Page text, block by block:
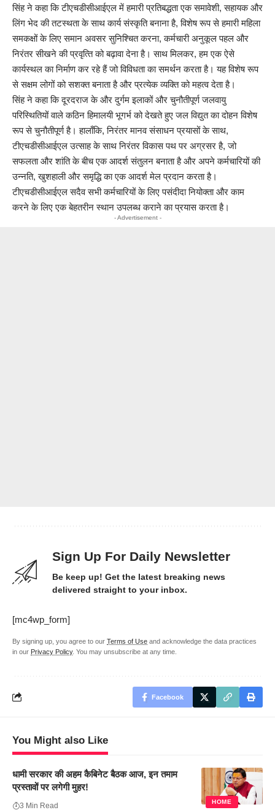
सिंह ने कहा कि टीएचडीसीआईएल में हमारी प्रतिबद्धता एक समावेशी, सहायक और
लिंग भेद की तटस्‍थता के साथ कार्य संस्कृति बनाना है, विशेष रूप से हमारी महिला
समकक्षों के लिए समान अवसर सुनिश्चित करना, कर्मचारी अनुकूल पहल और
निरंतर सीखने की प्रवृत्‍ति को बढ़ावा देना है। साथ मिलकर, हम एक ऐसे
कार्यस्थल का निर्माण कर रहे हैं जो विविधता का समर्थन करता है। यह विशेष रूप
से सक्षम लोगों को सशक्त बनाता है और प्रत्येक व्यक्ति को महत्व देता है।
सिंह ने कहा कि दूरदराज के और दुर्गम इलाकों और चुनौतीपूर्ण जलवायु
परिस्थितियों वाले कठिन हिमालयी भूगर्भ को देखते हुए जल विद्युत का दोहन विशेष
रूप से चुनौतीपूर्ण है। हालाँकि, निरंतर मानव संसाधन प्रयासों के साथ,
टीएचडीसीआईएल उत्‍साह के साथ निरंतर विकास पथ पर अग्रसर है, जो
सफलता और शांति के बीच एक आदर्श संतुलन बनाता है और अपने कर्मचारियों की
उन्‍नति, खुशहाली और समृद्धि का एक आदर्श मेल प्रदान करता है।
टीएचडीसीआईएल सदैव सभी कर्मचारियों के लिए पसंदीदा नियोक्ता और काम
करने के लिए एक बेहतरीन स्थान उपलब्‍ध कराने का प्रयास करता है।
- Advertisement -
Sign Up For Daily Newsletter
Be keep up! Get the latest breaking news
delivered straight to your inbox.
[mc4wp_form]
By signing up, you agree to our Terms of Use and acknowledge the data practices
in our Privacy Policy. You may unsubscribe at any time.
Facebook
You Might also Like
HOME
धामी सरकार की अहम कैबिनेट बैठक आज, इन तमाम
प्रस्तावों पर लगेगी मुहर!
3 Min Read